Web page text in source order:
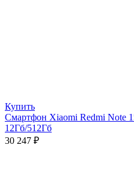
Купить
Смартфон Xiaomi Redmi Note
12Гб/512Гб
30 247 ₽